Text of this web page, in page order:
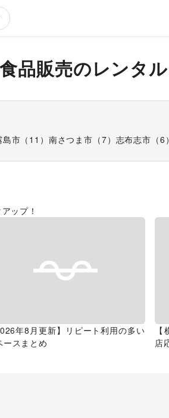
食品販売のレンタ
島市 （ 11 ） 南さつま市 （7） 志布志市 （6 ）
ップ！
年8月更新】リピート利用の多い
ースまとめ
店